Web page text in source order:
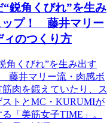
鋭角くびれ”を生み
ップ！ 藤井マリー
ィのつくり方
角くびれ”を生み出す
藤井マリー流・肉感ボ
肉を鍛えていたり、ス
ストとMC・KURUMIが
「美筋女子TIME」。